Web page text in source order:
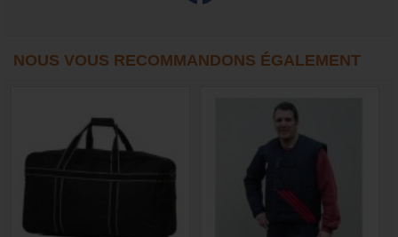
NOUS VOUS RECOMMANDONS ÉGALEMENT